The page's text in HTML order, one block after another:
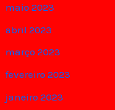
maio 2023
abril 2023
março 2023
fevereiro 2023
janeiro 2023